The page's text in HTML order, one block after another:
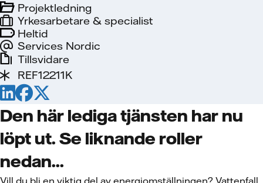
Heltid
Services Nordic
Projektledning
Yrkesarbetare & specialist
Tillsvidare
REF12211K
Den här lediga tjänsten har nu
löpt ut. Se liknande roller
nedan...
Vill du bli en viktig del av energiomställningen? Vattenfall